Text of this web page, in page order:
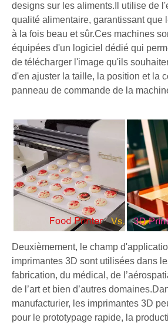
designs sur les aliments.Il utilise de
qualité alimentaire, garantissant que
à la fois beau et sûr.Ces machines
équipées d'un logiciel dédié qui
de télécharger l'image qu'ils
d'en ajuster la taille, la position et la
panneau de commande de la
Deuxièmement, le champ
imprimantes 3D sont utilisées dans
fabrication, du médical, de
de l’art et bien d’autres
manufacturier, les imprimantes 3D
pour le prototypage rapide, la